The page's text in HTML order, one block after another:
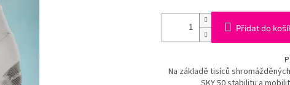
Přidat do
Na základě tisíců